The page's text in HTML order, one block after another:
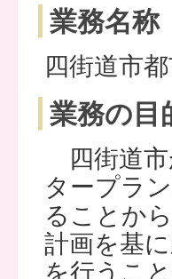
業務名称
四街道市
業務の目
四街道市
タープラ
ることか
計画を基
を行うこ